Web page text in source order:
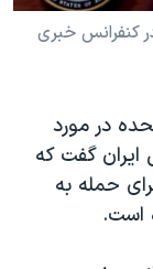
کنفرانس خبری
در مورد
گفت که
حمله به
است.